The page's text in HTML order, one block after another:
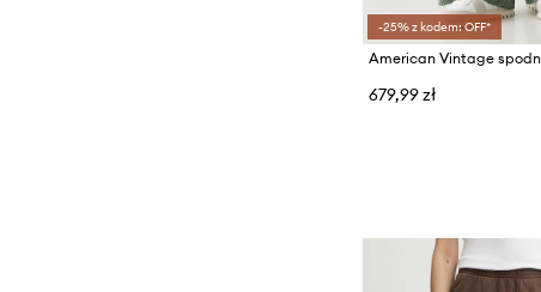
-25% z kodem: OFF*
679,99 zł